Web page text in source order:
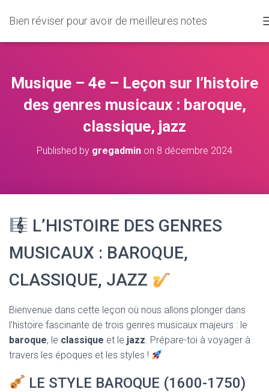
Bien réviser pour avoir de meilleures notes
Musique – 4e – Leçon sur l’histoire
des genres musicaux : baroque,
classique, jazz
Published by gregadmin on 8 décembre 2024
L’HISTOIRE DES GENRES
MUSICAUX : BAROQUE,
CLASSIQUE, JAZZ
Bienvenue dans cette leçon où nous allons plonger dans
l’histoire fascinante de trois genres musicaux majeurs : le
baroque, le classique et le jazz. Prépare-toi à voyager à
travers les époques et les styles !
LE STYLE BAROQUE (1600-1750)